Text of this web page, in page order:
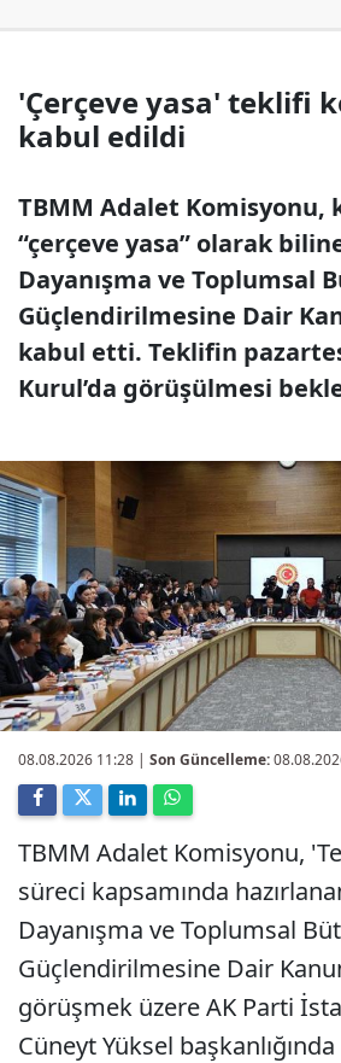
'Çerçeve yasa' teklifi
kabul edildi
TBMM Adalet Komisyonu,
“çerçeve yasa” olarak
Dayanışma ve Toplumsal
Güçlendirilmesine Dair
kabul etti. Teklifin
Kurul’da görüşülmesi
08.08.2026 11:28 | Son Güncelleme:
TBMM Adalet Komisyonu,
süreci kapsamında
Dayanışma ve Toplumsal
Güçlendirilmesine Dair
görüşmek üzere AK Parti
Cüneyt Yüksel